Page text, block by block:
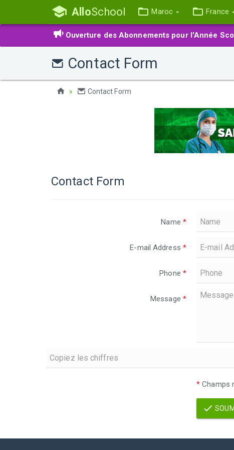
AlloSchool Maroc France
Ouverture des Abonnements pour l'Année
Contact Form
Contact Form
Contact Form
Name *
E-mail Address *
Phone *
Message *
* Champs